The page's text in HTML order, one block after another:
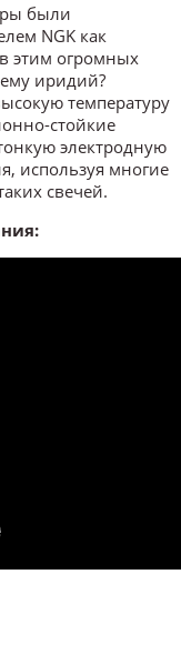
были
NGK как
этим огромных
иридий?
температуру
стойкие
электродную
используя многие
свечей.